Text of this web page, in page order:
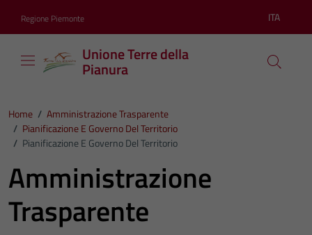
Regione Piemonte Lingua
ITA
Unione Terre della
Pianura
Home / Amministrazione Trasparente
/ Pianificazione E Governo Del Territorio
/ Pianificazione E Governo Del Territorio
Amministrazione
Trasparente